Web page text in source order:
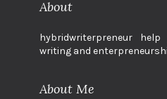
About
hybridwriterpreneur
writing and
About Me